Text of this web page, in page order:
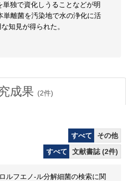
独で資化しうることなどが明
単離菌を汚染地で水の浄化に活
知見が得られた。
成果 (2件)
すべて
その他
すべて
文献書誌 (2件)
ルフエノ-ル分解細菌の検索に関